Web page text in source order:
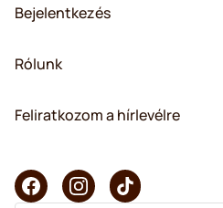
Bejelentkezés
Rólunk
Feliratkozom a hírlevélre